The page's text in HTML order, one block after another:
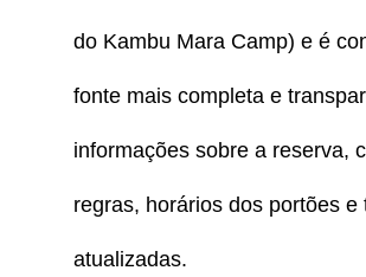
do Kambu Mara Camp) e é
fonte mais completa e
informações sobre a reserva,
regras, horários dos portões e
atualizadas.